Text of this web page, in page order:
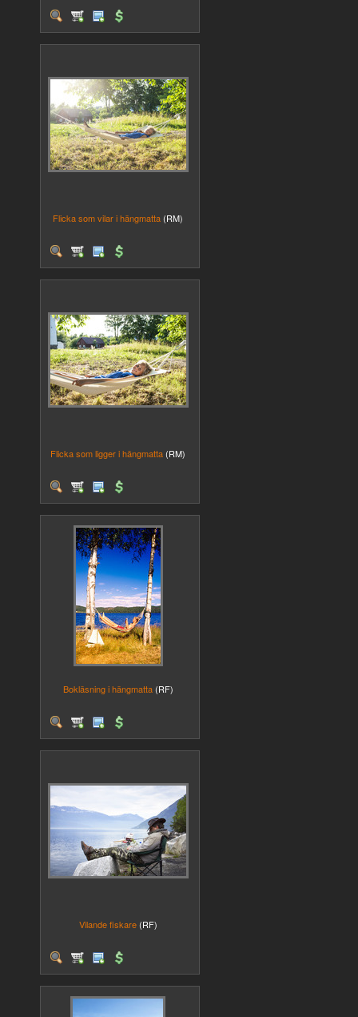
Flicka som vilar i hängmatta (RM)
Flicka som ligger i hängmatta (RM)
Bokläsning i hängmatta (RF)
Vilande fiskare (RF)